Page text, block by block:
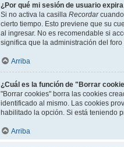
¿Por qué mi sesión de usuario
Si no activa la casilla Recordarcuando
cierto tiempo. Esto previene que su
al ingresar. No es recomendable si
significa que la administración del
Arriba
¿Cuál es la función de "Borrar
"Borrar cookies" borra las cookies
identificado al mismo. Las cookies
habilitado la opción. Si está teniendo
Arriba